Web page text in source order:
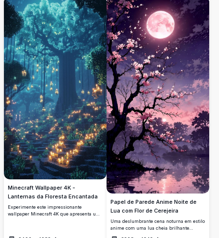
chuvosa. Os azuis profundos e laranjas
vibrantes criam uma atmosfera mágica,
perfeita para adicionar um toque de
mistério à sua tela. Esta imagem de alta
resolução 4K garante clareza e detalhes
impressionantes, tornando-a uma escolha
ideal para desktops, laptops ou
dispositivos móveis que buscam uma
estética cativante inspirada na natureza.
com folhas caindo suavemente contra um
céu crepuscular de sonho. Perfeito para
adicionar um toque mágico ao seu desktop
ou dispositivo móvel, esta impressionante
obra de arte captura a essência da fantasia
e da tranquilidade.
Minecraft Wallpaper 4K -
Lanternas da Floresta Encantada
Experimente este impressionante
wallpaper Minecraft 4K que apresenta uma
Papel de Parede Anime Noite de
Lua com Flor de Cerejeira
Uma deslumbrante cena noturna em estilo
anime com uma lua cheia brilhante